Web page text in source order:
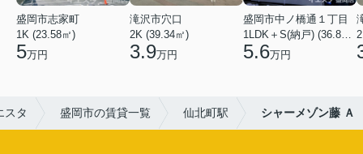
盛岡市志家町
1K (23.58㎡)
5万円
滝沢市穴口
2K (39.34㎡)
3.9万円
盛岡市中ノ橋通１丁目
1LDK＋S(納戸) (36.80㎡)
5.6万円
スタ 盛岡市の賃貸一覧 仙北町駅 シャーメゾン藤 Ａ